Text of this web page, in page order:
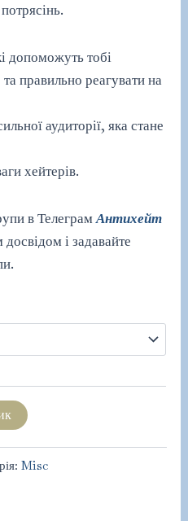
допоможуть тобі
правильно реагувати на
аудиторії, яка стане
хейтерів.
в ТелеграмАнтихейт
досвідом і задавайте
Misc